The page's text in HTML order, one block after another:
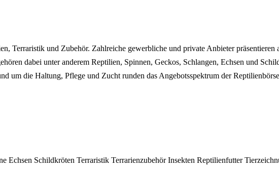
Terraristik und Zubehör. Zahlreiche gewerbliche und private Anbieter
dabei unter anderem Reptilien, Spinnen, Geckos, Schlangen, Echsen und
um die Haltung, Pflege und Zucht runden das Angebotsspektrum der
Echsen Schildkröten Terraristik TerrarienzubehörInsekten Reptilienfutter